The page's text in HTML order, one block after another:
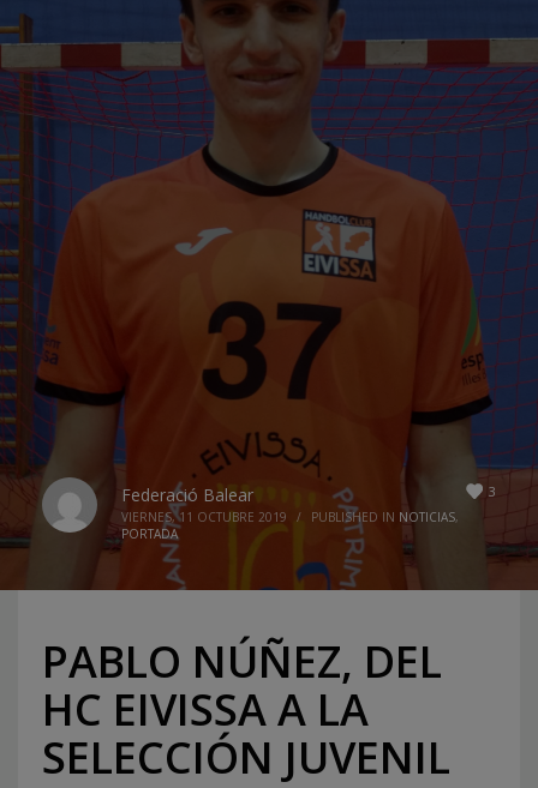
3
Federació Balear
VIERNES, 11 OCTUBRE 2019 / PUBLISHED IN NOTICIAS,
PORTADA
PABLO NÚÑEZ, DEL
HC EIVISSA A LA
SELECCIÓN JUVENIL